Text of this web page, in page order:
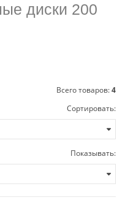
диски 200
Всего товаров:4
Сортировать:
Показывать: